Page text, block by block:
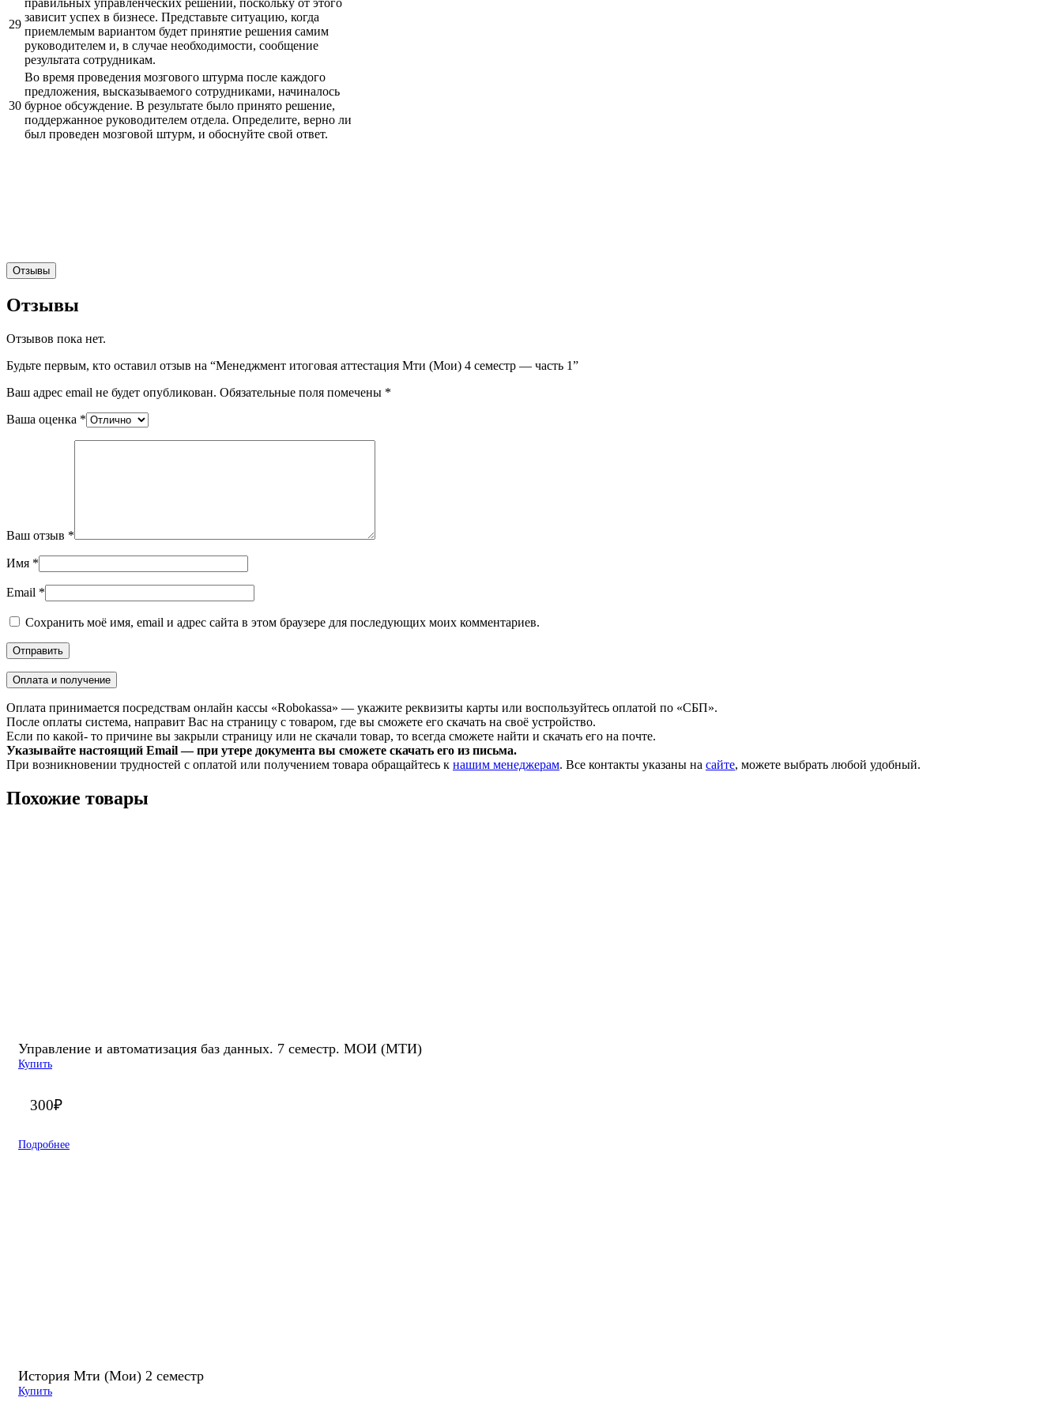
29
правильных управленческих решений, поскольку от этого
зависит успех в бизнесе. Представьте ситуацию, когда
приемлемым вариантом будет принятие решения самим
руководителем и, в случае необходимости, сообщение
результата сотрудникам.
30
Во время проведения мозгового штурма после каждого
предложения, высказываемого сотрудниками, начиналось
бурное обсуждение. В результате было принято решение,
поддержанное руководителем отдела. Определите, верно ли
был проведен мозговой штурм, и обоснуйте свой ответ.
Отзывы
Отзывы
Отзывов пока нет.
Будьте первым, кто оставил отзыв на “Менеджмент итоговая аттестация Мти (Мои) 4 семестр — часть 1”
Ваш адрес email не будет опубликован. Обязательные поля помечены *
Ваша оценка *
Ваш отзыв *
Имя *
Email *
Сохранить моё имя, email и адрес сайта в этом браузере для последующих моих комментариев.
Оплата и получение
Оплата принимается посредствам онлайн кассы «Robokassa» — укажите реквизиты карты или воспользуйтесь оплатой по «СБП».
После оплаты система, направит Вас на страницу с товаром, где вы сможете его скачать на своё устройство.
Если по какой- то причине вы закрыли страницу или не скачали товар, то всегда сможете найти и скачать его на почте.
Указывайте настоящий Email — при утере документа вы сможете скачать его из письма.
При возникновении трудностей с оплатой или получением товара обращайтесь к нашим менеджерам. Все контакты указаны на сайте, можете выбрать любой удобный.
Похожие товары
Управление и автоматизация баз данных. 7 семестр. МОИ (МТИ)
Купить
300₽
Подробнее
История Мти (Мои) 2 семестр
Купить